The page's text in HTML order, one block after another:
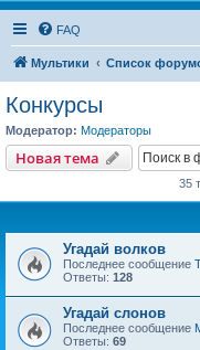
FAQ
Мультики Список
Конкурсы
Модератор: Модераторы
Новая тема
35
Угадай волков
Последнее сообщение
Ответы: 128
Угадай слонов
Последнее сообщение
Ответы: 69